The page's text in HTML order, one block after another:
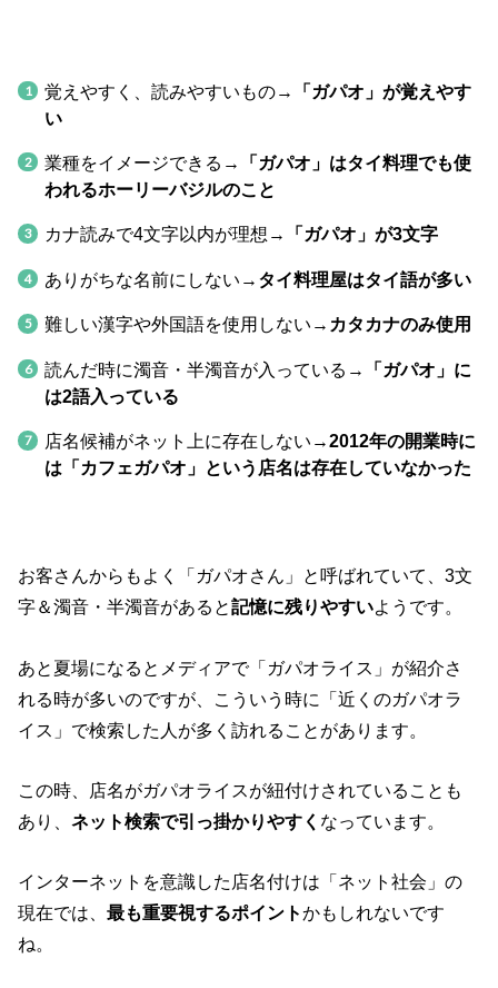
覚えやすく、読みやすいもの→
「ガパオ」が覚えやす
い
業種をイメージできる→
「ガパオ」はタイ料理でも使
われるホーリーバジルのこと
カナ読みで4文字以内が理想→ 「ガパオ」が3文字
ありがちな名前にしない→ タイ料理屋はタイ語が多い
難しい漢字や外国語を使用しない→ カタカナのみ使用
読んだ時に濁音・半濁音が入っている→
「ガパオ」に
は2語入っている
店名候補がネット上に存在しない→2012年の開業時に
は「カフェガパオ」という店名は存在していなかった
お客さんからもよく「ガパオさん」と呼ばれていて、3文
字＆濁音・半濁音があると記憶に残りやすいようです。
あと夏場になるとメディアで「ガパオライス」が紹介さ
れる時が多いのですが、こういう時に「近くのガパオラ
イス」で検索した人が多く訪れることがあります。
この時、店名がガパオライスが紐付けされていることも
あり、ネット検索で引っ掛かりやすく なっています。
インターネットを意識した店名付けは「ネット社会」の
現在では、最も重要視するポイントかもしれないです
ね。